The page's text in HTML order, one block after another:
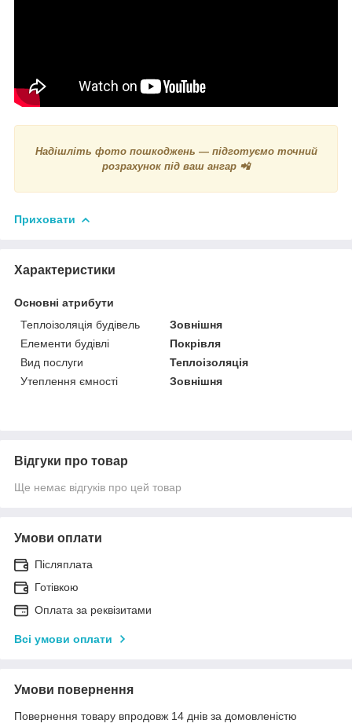
Надішліть фото пошкоджень — підготуємо точний
розрахунок під ваш ангар 📲
Приховати
Характеристики
Основні атрибути
Теплоізоляція будівель
Зовнішня
Елементи будівлі
Покрівля
Вид послуги
Теплоізоляція
Утеплення ємності
Зовнішня
Відгуки про товар
Ще немає відгуків про цей товар
Умови оплати
Післяплата
Готівкою
Оплата за реквізитами
Всі умови оплати
Умови повернення
Повернення товару впродовж 14 днів за домовленістю